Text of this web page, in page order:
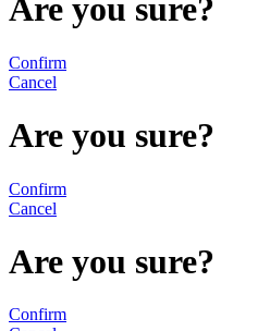
Are you sure?
Confirm
Cancel
Are you sure?
Confirm
Cancel
Are you sure?
Confirm